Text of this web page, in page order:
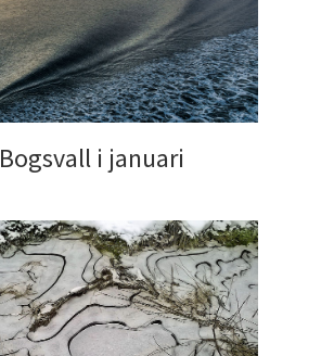
Bogsvall i januari